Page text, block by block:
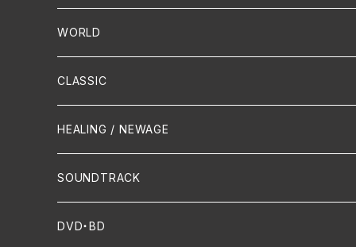
PUNK/HARDCORE
Hip-Hop/Dancehall Reggae
HR/HM
Vocal
Piano
Crossover / Fusion
Dixie / New Orleans
FUNK
WORLD
HAWAIIAN
Chanson
CLASSIC
Piano
Flute
Violin
HEALING / NEWAGE
SOUNDTRACK
DVD・BD